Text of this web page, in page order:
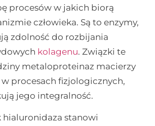
procesów w jakich biorą
człowieka. Są to enzymy,
zdolność do rozbijania
kolagenu. Związki te
metaloproteinaz macierzy
w procesach fizjologicznych,
jego integralność.
hialuronidaza stanowi